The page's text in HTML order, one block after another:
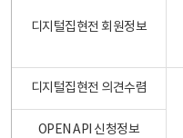
디지털집현전 회원정보
디지털집현전 의견수렴
OPEN API 신청정보